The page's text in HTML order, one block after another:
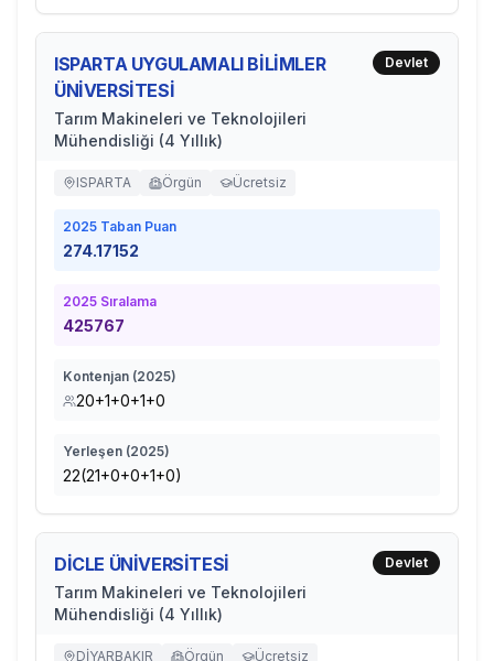
ISPARTA UYGULAMALI BİLİMLER
ÜNİVERSİTESİ
Tarım Makineleri ve Teknolojileri
Mühendisliği (4 Yıllık)
Devlet
ISPARTA Örgün Ücretsiz
2025 Taban Puan
274.17152
2025 Sıralama
425767
Kontenjan (2025)
20+1+0+1+0
Yerleşen (2025)
22(21+0+0+1+0)
DİCLE ÜNİVERSİTESİ
Tarım Makineleri ve Teknolojileri
Mühendisliği (4 Yıllık)
Devlet
DİYARBAKIR Örgün Ücretsiz